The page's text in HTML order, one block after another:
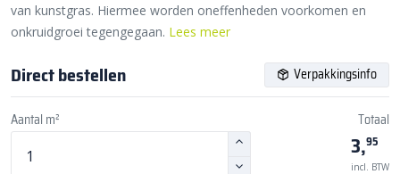
van kunstgras. Hiermee worden oneffenheden voorkomen en
onkruidgroei tegengegaan. Lees meer
Direct bestellen Verpakkingsinfo
Aantal m² Totaal
3,95
incl. BTW